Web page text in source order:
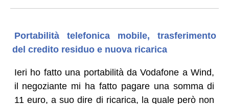
Portabilità telefonica mobile, trasferimento
del credito residuo e nuova ricarica
Ieri ho fatto una portabilità da Vodafone a Wind,
il negoziante mi ha fatto pagare una somma di
11 euro, a suo dire di ricarica, la quale però non